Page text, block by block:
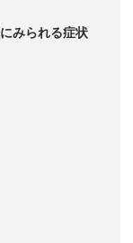
みられる症状